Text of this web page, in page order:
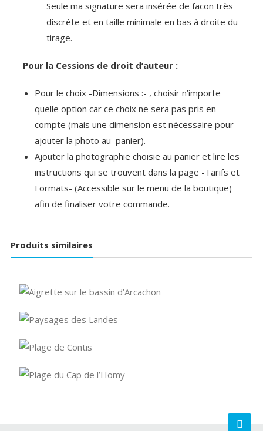
Seule ma signature sera insérée de facon très
discrète et en taille minimale en bas à droite du
tirage.
Pour la Cessions de droit d’auteur :
Pour le choix -Dimensions :- , choisir n’importe
quelle option car ce choix ne sera pas pris en
compte (mais une dimension est nécessaire pour
ajouter la photo au panier).
Ajouter la photographie choisie au panier et lire les
instructions qui se trouvent dans la page -Tarifs et
Formats- (Accessible sur le menu de la boutique)
afin de finaliser votre commande.
Produits similaires